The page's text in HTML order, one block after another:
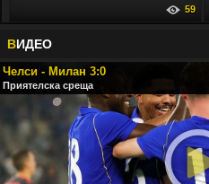
59
ВИДЕО
Челси - Милан 3:0
Приятелска среща